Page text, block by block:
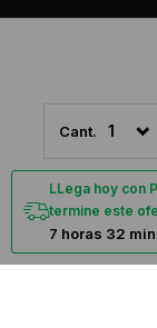
1
LLega hoy con
termine este
7 horas 32
Mis compras
Términos y
Uniform & Co.
La empresa
Tiendas